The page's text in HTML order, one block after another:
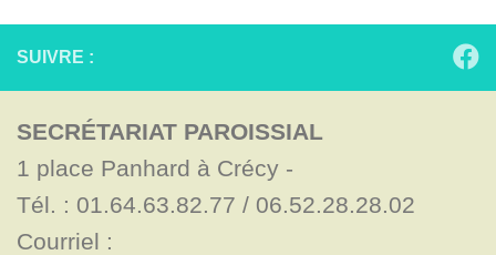
SUIVRE :
SECRÉTARIAT PAROISSIAL
1 place Panhard à Crécy -
Tél. : 01.64.63.82.77 / 06.52.28.28.02
Courriel :